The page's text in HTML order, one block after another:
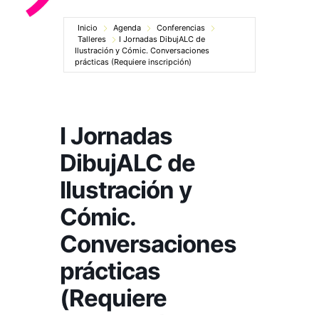
Inicio Agenda
Conferencias
Talleres
I Jornadas DibujALC de
Ilustración y Cómic. Conversaciones
prácticas (Requiere inscripción)
I Jornadas
DibujALC de
Ilustración y
Cómic.
Conversaciones
prácticas
(Requiere